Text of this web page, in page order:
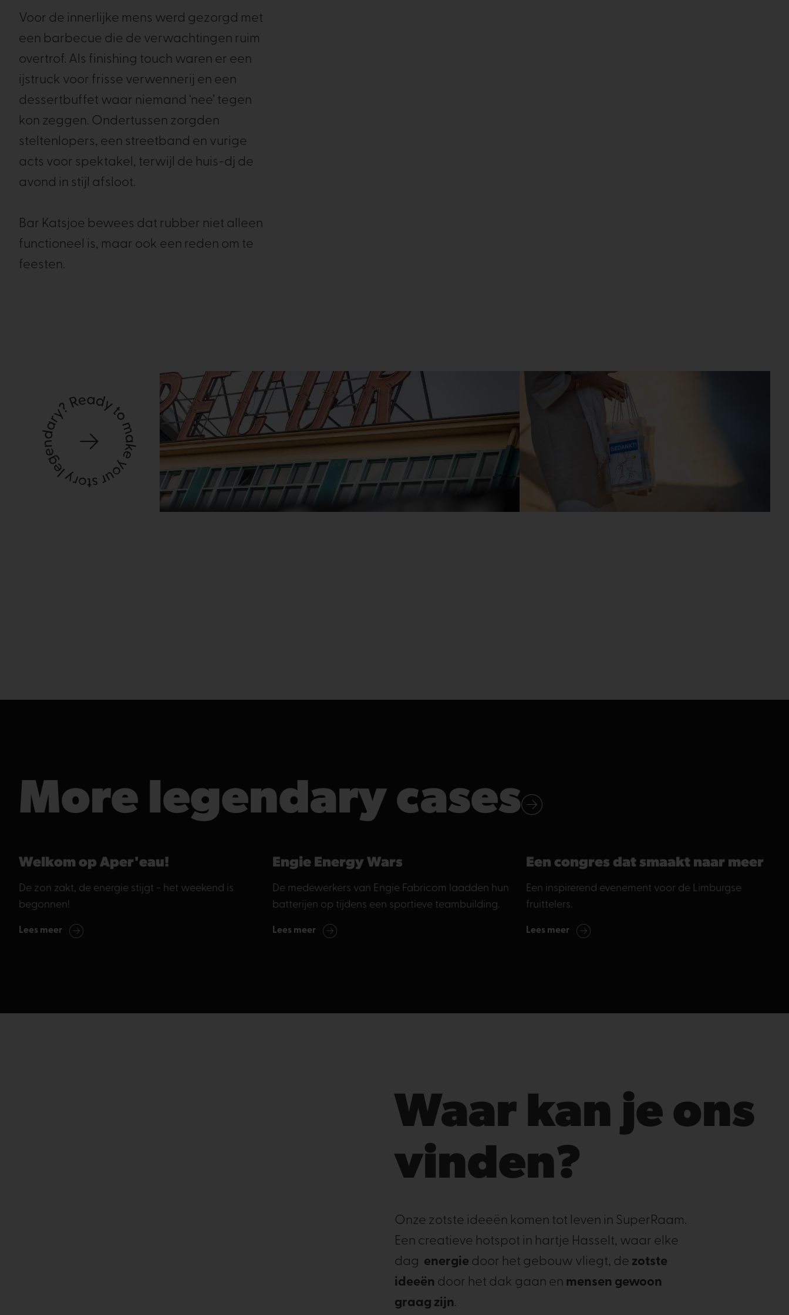
Voor de innerlijke mens werd gezorgd met
een barbecue die de verwachtingen ruim
overtrof. Als finishing touch waren er een
ijstruck voor frisse verwennerij en een
dessertbuffet waar niemand ‘nee’ tegen
kon zeggen. Ondertussen zorgden
steltenlopers, een streetband en vurige
acts voor spektakel, terwijl de huis-dj de
avond in stijl afsloot.
Bar Katsjoe bewees dat rubber niet alleen
functioneel is, maar ook een reden om te
feesten.
More legendary cases
Welkom op Aper'eau!
De zon zakt, de energie stijgt - het weekend is
begonnen!
Lees meer
Engie Energy Wars
De medewerkers van Engie Fabricom laadden hun
batterijen op tijdens een sportieve teambuilding.
Lees meer
Een congres dat smaakt naar meer
Een inspirerend evenement voor de Limburgse
fruittelers.
Lees meer
Waar kan je ons
vinden?
Onze zotste ideeën komen tot leven in SuperRaam.
Een creatieve hotspot in hartje Hasselt, waar elke
dag energie door het gebouw vliegt, de zotste
ideeën door het dak gaan en mensen gewoon
graag zijn.